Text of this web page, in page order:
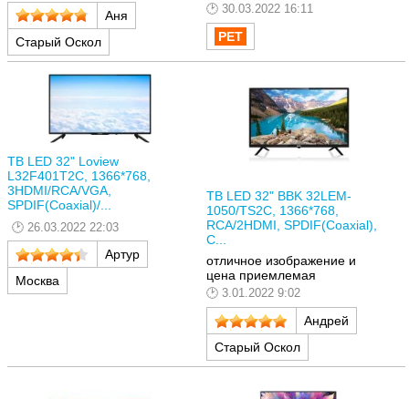
Аня
Старый Оскол
30.03.2022 16:11
ТВ LED 32" Loview
L32F401T2C, 1366*768,
3HDMI/RCA/VGA,
SPDIF(Coaxial)/...
26.03.2022 22:03
Артур
Москва
ТВ LED 32" BBK 32LEM-
1050/TS2C, 1366*768,
RCA/2HDMI, SPDIF(Coaxial),
C...
отличное изображение и
цена приемлемая
3.01.2022 9:02
Андрей
Старый Оскол